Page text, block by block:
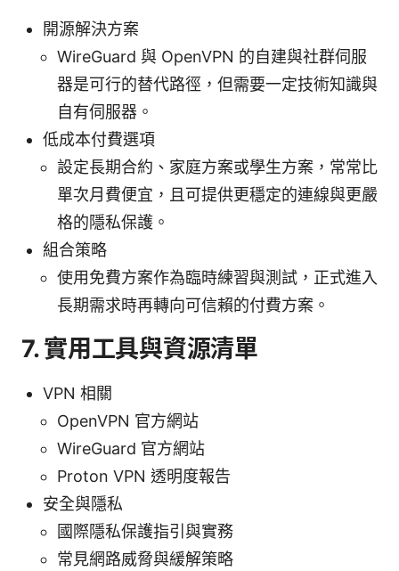
開源解決方案
WireGuard 與 OpenVPN 的自建與社群伺服
器是可行的替代路徑，但需要一定技術知識與
自有伺服器。
低成本付費選項
設定長期合約、家庭方案或學生方案，常常比
單次月費便宜，且可提供更穩定的連線與更嚴
格的隱私保護。
組合策略
使用免費方案作為臨時練習與測試，正式進入
長期需求時再轉向可信賴的付費方案。
7. 實用工具與資源清單
VPN 相關
OpenVPN 官方網站
WireGuard 官方網站
Proton VPN 透明度報告
安全與隱私
國際隱私保護指引與實務
常見網路威脅與緩解策略